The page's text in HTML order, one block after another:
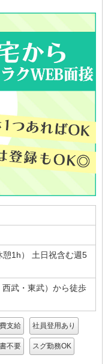
1h） 土日祝含む週5
武・東武）から徒歩
支給 社員登用あり
不要 スグ勤務OK